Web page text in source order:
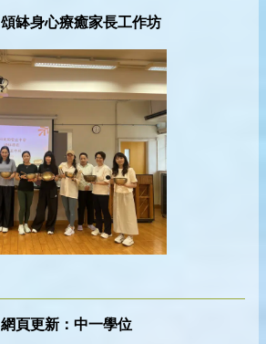
頌缽身心療癒家長工作坊
網頁更新：中一學位